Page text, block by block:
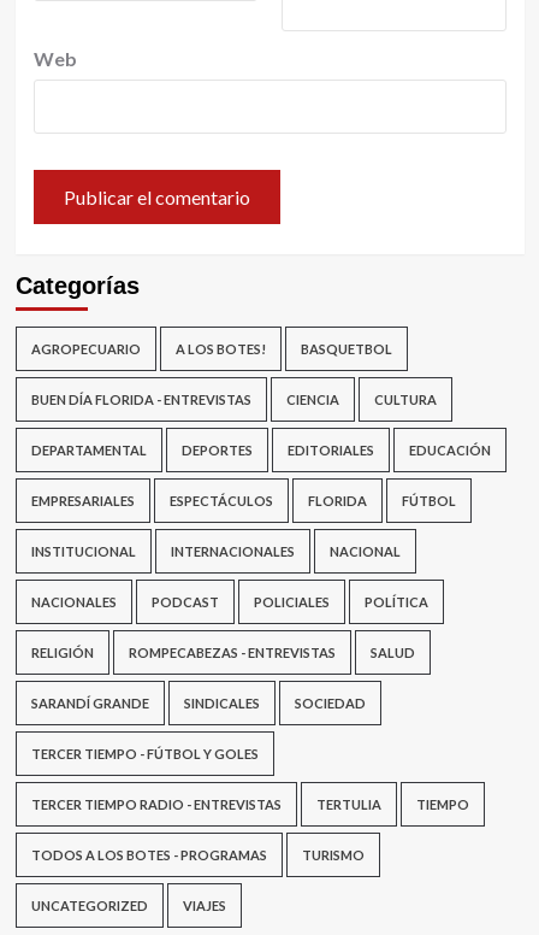
Web
Categorías
AGROPECUARIO A LOS BOTES! BASQUETBOL
BUEN DÍA FLORIDA - ENTREVISTAS CIENCIA CULTURA
DEPARTAMENTAL DEPORTES EDITORIALES EDUCACIÓN
EMPRESARIALES ESPECTÁCULOS FLORIDA FÚTBOL
INSTITUCIONAL INTERNACIONALES NACIONAL
NACIONALES PODCAST POLICIALES POLÍTICA
RELIGIÓN ROMPECABEZAS - ENTREVISTAS SALUD
SARANDÍ GRANDE SINDICALES SOCIEDAD
TERCER TIEMPO - FÚTBOL Y GOLES
TERCER TIEMPO RADIO - ENTREVISTAS TERTULIA TIEMPO
TODOS A LOS BOTES - PROGRAMAS TURISMO
UNCATEGORIZED VIAJES